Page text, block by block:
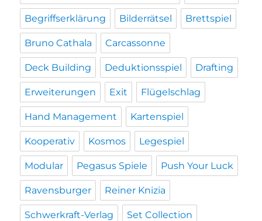
Begriffserklärung Bilderrätsel Brettspiel
Bruno Cathala Carcassonne
Deck Building Deduktionsspiel Drafting
Erweiterungen Exit Flügelschlag
Hand Management Kartenspiel
Kooperativ Kosmos Legespiel
Modular Pegasus Spiele Push Your Luck
Ravensburger Reiner Knizia
Schwerkraft-Verlag Set Collection